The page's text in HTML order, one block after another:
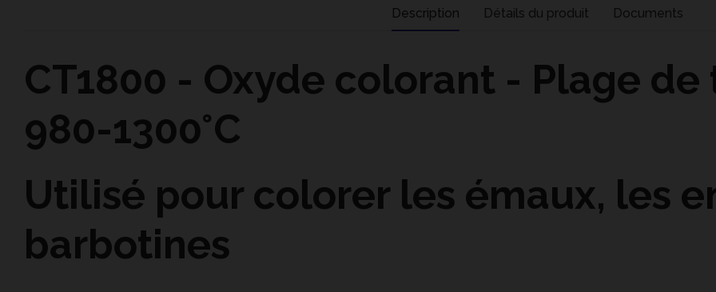
Description Détails du produit Documents
CT1800 - Oxyde colorant - Plage
980-1300°C
Utilisé pour colorer les émaux, les
barbotines